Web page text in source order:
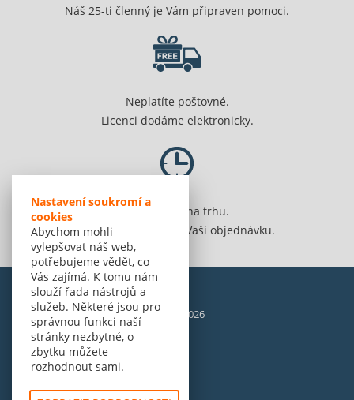
Nastavení soukromí a
cookies
Abychom mohli
vylepšovat náš web,
potřebujeme vědět, co
Vás zajímá. K tomu nám
slouží řada nástrojů a
služeb. Některé jsou pro
správnou funkci naší
stránky nezbytné, o
zbytku můžete
rozhodnout sami.
Náš 25-ti členný je Vám připraven pomoci.
Neplatíte poštovné.
Licenci dodáme elektronicky.
Jsme 20 let na trhu.
Spolehlivě vyřídíme Vaši objednávku.
© Amenit Software Solutions, 1998 - 2026
Powered bynopCommerce